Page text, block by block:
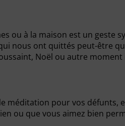
ou à la maison est un
nous ont quittés peut-être
Noël ou autre
méditation pour vos défunts,
ou que vous aimez bien